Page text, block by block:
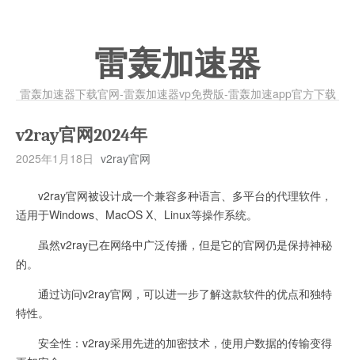
雷轰加速器
雷轰加速器下载官网-雷轰加速器vp免费版-雷轰加速app官方下载
v2ray官网2024年
2025年1月18日 v2ray官网
v2ray官网被设计成一个兼容多种语言、多平台的代理软件，
适用于Windows、MacOS X、Linux等操作系统。
虽然v2ray已在网络中广泛传播，但是它的官网仍是保持神秘
的。
通过访问v2ray官网，可以进一步了解这款软件的优点和独特
特性。
安全性：v2ray采用先进的加密技术，使用户数据的传输变得